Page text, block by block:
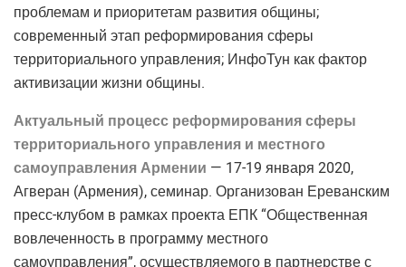
проблемам и приоритетам развития общины;
современный этап реформирования сферы
территориального управления; ИнфоТун как фактор
активизации жизни общины.
Актуальный процесс реформирования сферы
территориального управления и местного
самоуправления Армении — 17-19 января 2020,
Агверан (Армения), семинар. Организован Ереванским
пресс-клубом в рамках проекта ЕПК “Общественная
вовлеченность в программу местного
самоуправления”, осуществляемого в партнерстве с